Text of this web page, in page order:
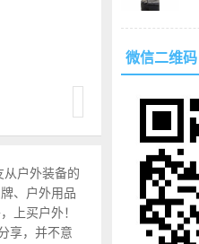
从户外装备的
、户外用品
上买户外！
享，并不意
微信二维码